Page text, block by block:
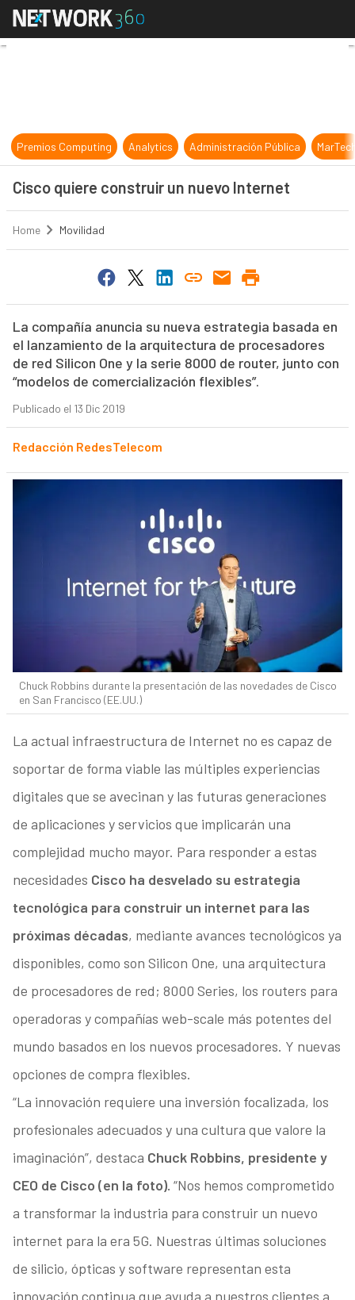
Cisco quiere construir un nuevo
Premios Computing Analytics Administración Pública
Cisco quiere construir un nuevo Internet
Home Movilidad
La compañía anuncia su nueva estrategia basada en
el lanzamiento de la arquitectura de procesadores
de red Silicon One y la serie 8000 de router, junto con
“modelos de comercialización flexibles”.
Publicado el 13 Dic 2019
Redacción RedesTelecom
Chuck Robbins durante la presentación de las novedades de Cisco
en San Francisco (EE.UU.)
La actual infraestructura de Internet no es capaz de
soportar de forma viable las múltiples experiencias
digitales que se avecinan y las futuras generaciones
de aplicaciones y servicios que implicarán una
complejidad mucho mayor. Para responder a estas
necesidades Cisco ha desvelado su estrategia
tecnológica para construir un internet para las
próximas décadas, mediante avances tecnológicos ya
disponibles, como son Silicon One, una arquitectura
de procesadores de red; 8000 Series, los routers para
operadoras y compañías web-scale más potentes del
mundo basados en los nuevos procesadores. Y nuevas
opciones de compra flexibles.
“La innovación requiere una inversión focalizada, los
profesionales adecuados y una cultura que valore la
imaginación”, destaca Chuck Robbins, presidente y
CEO de Cisco (en la foto). “Nos hemos comprometido
a transformar la industria para construir un nuevo
internet para la era 5G. Nuestras últimas soluciones
de silicio, ópticas y software representan esta
innovación continua que ayuda a nuestros clientes a